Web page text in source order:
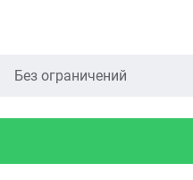
Без ограничений